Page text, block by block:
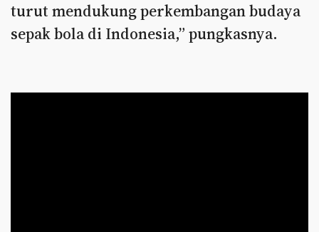
turut mendukung perkembangan budaya
sepak bola di Indonesia,” pungkasnya.